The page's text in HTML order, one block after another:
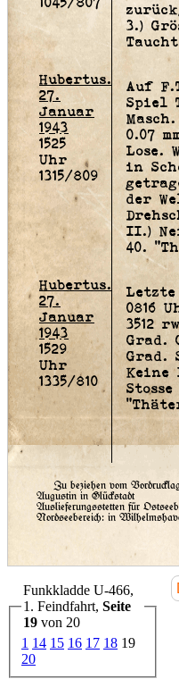
3.)
Hubertus.
27.
Januar
1943
1525
Uhr
1315/809
Auf
Spiel
0.07
Lose.
in
der
II.)
40.
Hubertus.
27.
Januar
1943
1529
Uhr
1335/810
0816
3512
Grad.
Grad.
Keine
Zu beziehen vom
Augustin in Glückstadt
Auslieferungsstetten für
Nordseebereich: in
Funkkladde U-466,
1. Feindfahrt, Seite
19 von 20
1 14 15 16 17 18 19
20